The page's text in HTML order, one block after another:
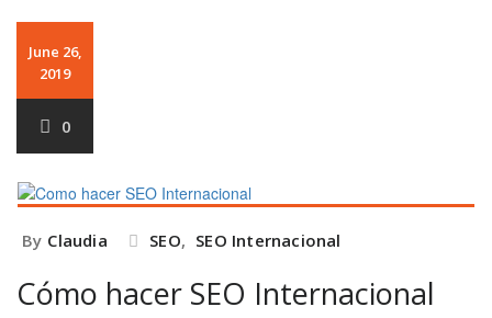
June 26,
2019
0
By Claudia SEO, SEO Internacional
Cómo hacer SEO Internacional